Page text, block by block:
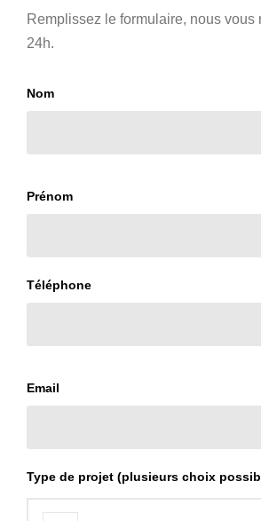
Remplissez le formulaire, nous vous
24h.
Nom
Prénom
Téléphone
Email
Type de projet (plusieurs choix